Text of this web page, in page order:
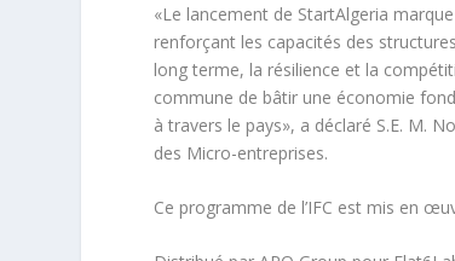
«Le lancement de StartAlgeria
renforçant les capacités des
long terme, la résilience et la
commune de bâtir une économie
à travers le pays», a déclaré S.E. M.
des Micro-entreprises.
Ce programme de l’IFC est mis en